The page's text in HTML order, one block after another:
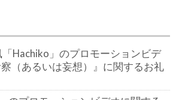
Hachiko」のプロモーションビデ
（あるいは妄想）』に関するお礼